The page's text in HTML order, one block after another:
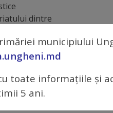
dintre
râurilor și a Mării
bază de 3R înmunicipiului
toate informațiile și
5 ani.